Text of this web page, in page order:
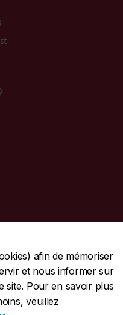
afin de mémoriser
et nous informer sur
site. Pour en savoir plus
veuillez
| Confidentialité